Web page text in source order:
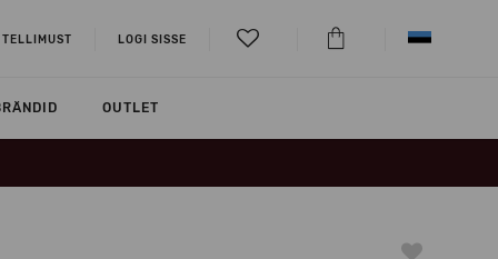
LOGI SISSE
OUTLET